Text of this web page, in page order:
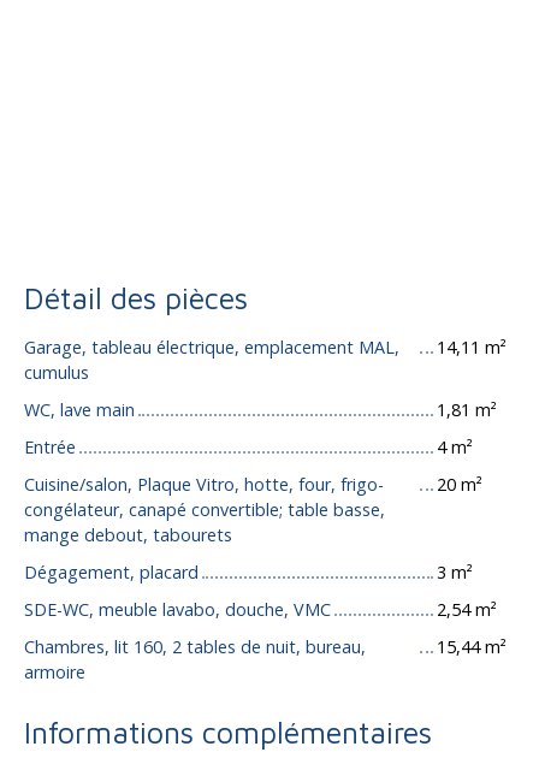
Détail des pièces
Garage, tableau électrique, emplacement MAL,
cumulus
14,11 m²
WC, lave main
1,81 m²
Entrée
4 m²
Cuisine/salon, Plaque Vitro, hotte, four, frigo-
congélateur, canapé convertible; table basse,
mange debout, tabourets
20 m²
Dégagement, placard
3 m²
SDE-WC, meuble lavabo, douche, VMC
2,54 m²
Chambres, lit 160, 2 tables de nuit, bureau,
armoire
15,44 m²
Informations complémentaires